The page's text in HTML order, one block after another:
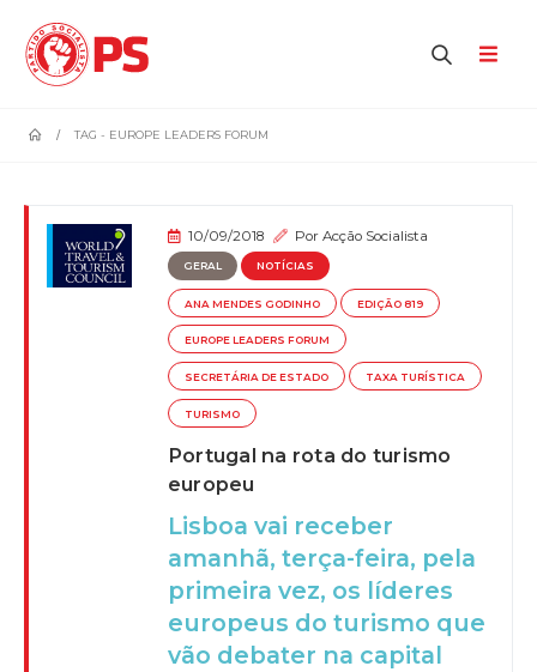
TAG - EUROPE LEADERS FORUM
10/09/2018 PorAcção Socialista
GERAL NOTÍCIAS
ANA MENDES GODINHO EDIÇÃO 819
EUROPE LEADERS FORUM
SECRETÁRIA DE ESTADO TAXA TURÍSTICA
TURISMO
Portugal na rota do turismo
europeu
Lisboa vai receber
amanhã, terça-feira, pela
primeira vez, os líderes
europeus do turismo que
vão debater na capital